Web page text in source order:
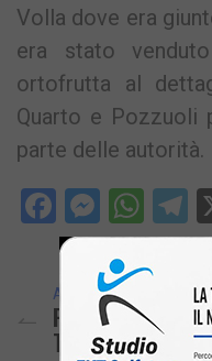
Volla dove era
era stato
ortofrutta al
Quarto e Pozzuoli
parte delle autorità.
Facebook
ARTICOLO
POZZUOLI/
Toiano,